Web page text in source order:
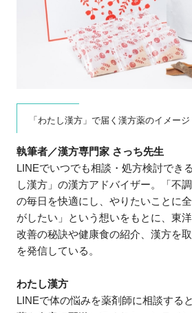
「わたし漢方」で届く漢方薬のイメージ
執筆者／漢方専門家 さっち先生
LINEでいつでも相談・処方検討でき
し漢方」の漢方アドバイザー。「不
の毎日を快適にし、やりたいことに
がしたい」という想いをもとに、東
改善の秘訣や健康食の紹介、漢方を
を発信している。
わたし漢方
LINEで体の悩みを薬剤師に相談する